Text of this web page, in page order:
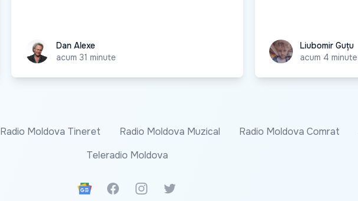
Dan AlexeDan Alexe
acum 31 minute
Liubomir Guțu
Liubomir Guțu
acum 4 minute
Radio Moldova Tineret Radio Moldova Muzical Radio Moldova Comrat
Teleradio Moldova
Google News
FacebookInstagramTwitter